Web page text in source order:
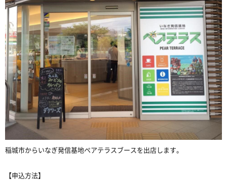
稲城市からいなぎ発信基地ペアテラスブースを出店します。
【申込方法】